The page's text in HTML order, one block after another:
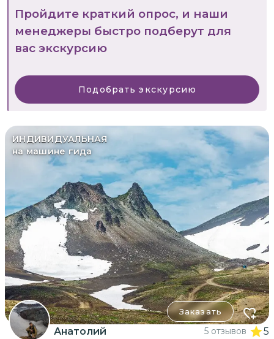
Пройдите краткий опрос, и наши
менеджеры быстро подберут для
вас экскурсию
Подобрать экскурсию
ИНДИВИДУАЛЬНАЯ
на машине гида
Заказать
Анатолий 5 отзывов 5